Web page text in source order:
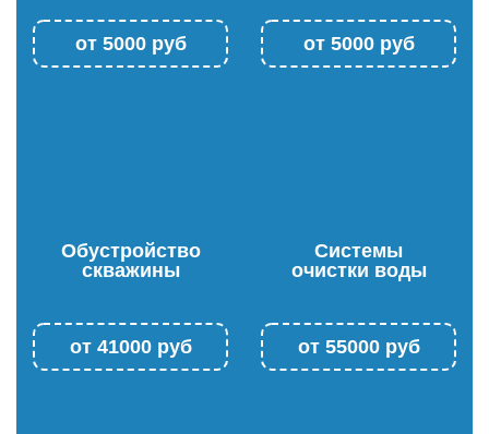
от 5000руб от 5000руб
Обустройство
скважины
от 41000руб
Системы
очистки воды
от 55000руб